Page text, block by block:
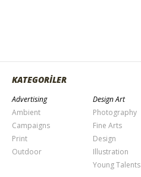
KATEGORİLER
Advertising
Ambient
Campaigns
Print
Outdoor
Design Art
Photography
Fine Arts
Design
Illustration
Young Talents